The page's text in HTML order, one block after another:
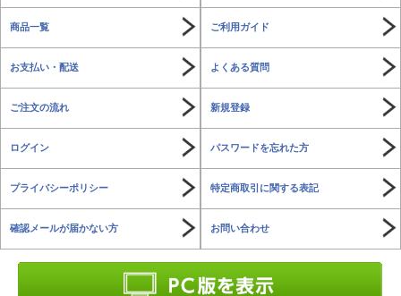
商品一覧 ご利用ガイド
お支払い・配送 よくある質問
ご注文の流れ 新規登録
ログイン パスワードを忘れた方
プライバシーポリシー 特定商取引に関する表記
確認メールが届かない方 お問い合わせ